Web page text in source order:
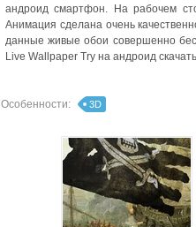
андроид смартфон. На рабочем
Анимация сделана очень
данные живые обои совершенно
Live Wallpaper Try на андроид
Особенности: 3D